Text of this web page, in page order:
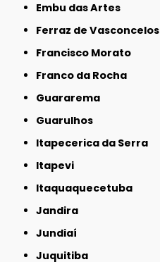
Embu das Artes
Ferraz de Vasconcelos
Francisco Morato
Franco da Rocha
Guararema
Guarulhos
Itapecerica da Serra
Itapevi
Itaquaquecetuba
Jandira
Jundiaí
Juquitiba